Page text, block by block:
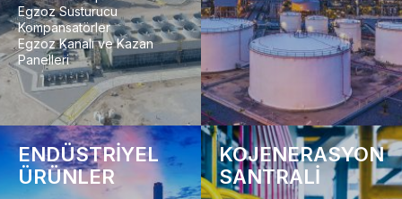
Egzoz Susturucu
Kompansatörler
Egzoz Kanalı ve Kazan
Panelleri
ENDÜSTRİYEL
ÜRÜNLER
KOJENERASYON
SANTRALİ